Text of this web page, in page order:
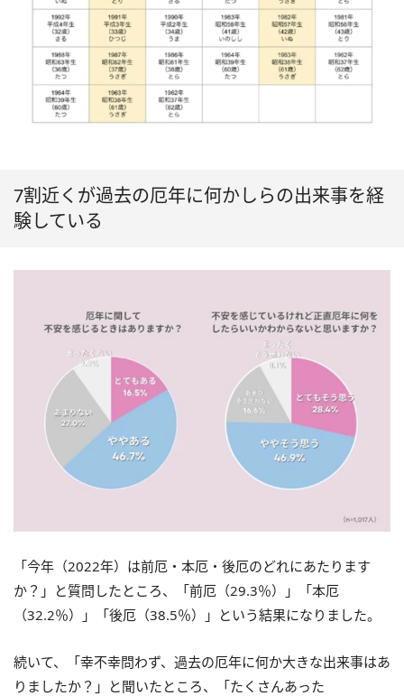
7割近くが過去の厄年に何かしらの出来事を経
験している
「今年（2022年）は前厄・本厄・後厄のどれにあたります
か？」と質問したところ、「前厄（29.3％）」「本厄
（32.2％）」「後厄（38.5％）」という結果になりました。
続いて、「幸不幸問わず、過去の厄年に何か大きな出来事はあ
りましたか？」と聞いたところ、「たくさんあった